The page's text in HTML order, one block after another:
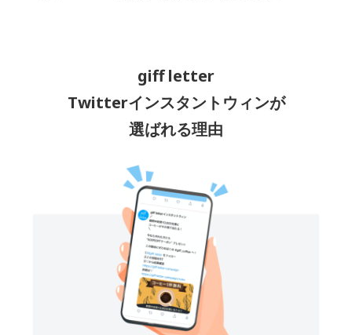
giff letter
Twitterインスタントウィンが
選ばれる理由